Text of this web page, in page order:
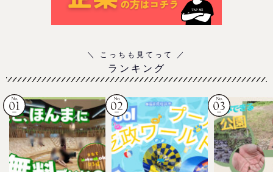
ランキング